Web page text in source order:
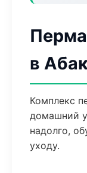
в
Комплекс
домашний
надолго,
уходу.